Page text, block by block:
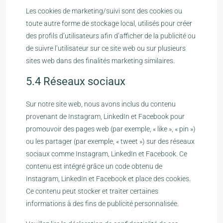
Les cookies de marketing/suivi sont des cookies ou
toute autre forme de stockage local, utilisés pour créer
des profils d’utilisateurs afin d’afficher de la publicité ou
de suivre l’utilisateur sur ce site web ou sur plusieurs
sites web dans des finalités marketing similaires.
5.4 Réseaux sociaux
Sur notre site web, nous avons inclus du contenu
provenant de Instagram, LinkedIn et Facebook pour
promouvoir des pages web (par exemple, « like », « pin »)
ou les partager (par exemple, « tweet ») sur des réseaux
sociaux comme Instagram, LinkedIn et Facebook. Ce
contenu est intégré grâce un code obtenu de
Instagram, LinkedIn et Facebook et place des cookies.
Ce contenu peut stocker et traiter certaines
informations à des fins de publicité personnalisée.